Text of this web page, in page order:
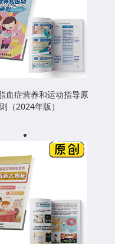
血症营养和运动指导原
则（2024年版）